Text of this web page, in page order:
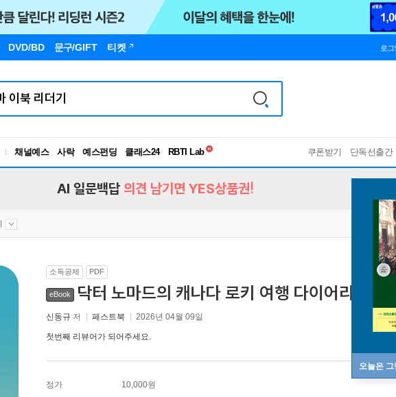
DVD/BD 문구/GIFT 티켓 로그
채널예스 사락 예스펀딩 클래스24
독서유형검사
쿠폰받기 단독선출간
오늘은
AI 일문백답 의견 남기면 YES상품권!
소득공제 PDF
eBook 닥터 노마드의 캐나다 로키 여행 다이어리 로키
신동규 저 페스트북 2026년 04월 09일
첫번째 리뷰어가 되어주세요.
정가 10,000원